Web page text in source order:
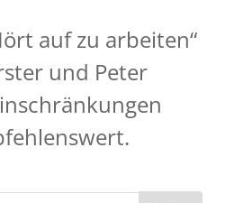
auf zu arbeiten“
und Peter